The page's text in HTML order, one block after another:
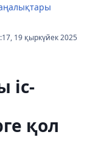
19 қыркүйек 2025
іс-
қол